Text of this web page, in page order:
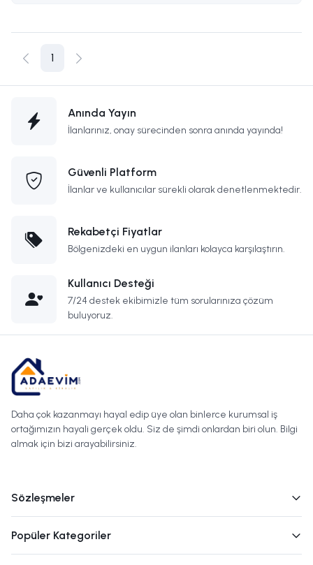
1
Anında Yayın
İlanlarınız, onay sürecinden sonra anında yayında!
Güvenli Platform
İlanlar ve kullanıcılar sürekli olarak denetlenmektedir.
Rekabetçi Fiyatlar
Bölgenizdeki en uygun ilanları kolayca karşılaştırın.
Kullanıcı Desteği
7/24 destek ekibimizle tüm sorularınıza çözüm
buluyoruz.
Daha çok kazanmayı hayal edip üye olan binlerce kurumsal iş
ortağımızın hayali gerçek oldu. Siz de şimdi onlardan biri olun. Bilgi
almak için bizi arayabilirsiniz.
Sözleşmeler
Popüler Kategoriler